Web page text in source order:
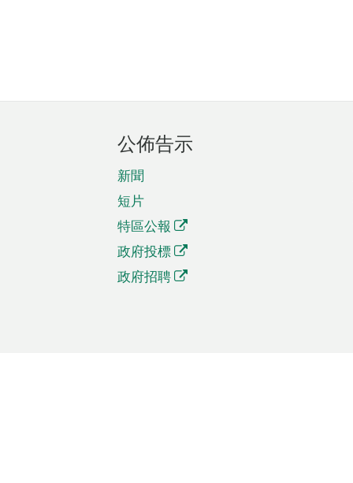
公佈告示
新聞
短片
特區公報
政府投標
政府招聘